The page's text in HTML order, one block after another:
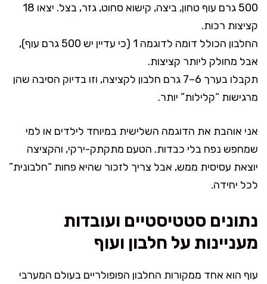
500 גרם עוף טחון, ביצה, קישוא סחוט, גזר, בצל. יצאו 18
קציצות רכות.
החלבון הכולל דומה לדוגמה 1 (כי עדיין יש 500 גרם עוף),
אבל מחולק ליותר קציצות.
תקבלו בערך 6–7 גרם חלבון לקציצה, וזו בדיוק הסיבה שהן
מרגישות “קלילות” יותר.
אני אוהבת את הדוגמה השלישית במיוחד לילדים או למי
שמחפש נפח בלי כבדות. הטעם מתקתק-ירקי, והקציצה
יוצאת עסיסית ממש, אבל צריך לזכור שהיא פחות “חלבונית”
לכל יחידה.
נתונים סטטיסטיים ועובדות
מעניינות על חלבון ועוף
עוף הוא אחד ממקורות החלבון הפופולריים בעולם המערבי